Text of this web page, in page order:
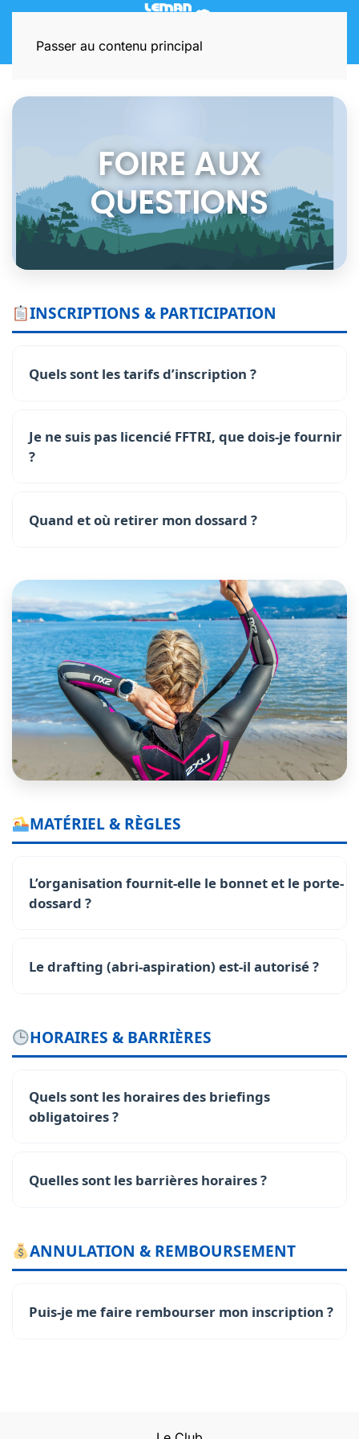
Passer au contenu principal
FOIRE AUX
QUESTIONS
INSCRIPTIONS & PARTICIPATION
Quels sont les tarifs d’inscription ?
Je ne suis pas licencié FFTRI, que dois-je fournir
?
Quand et où retirer mon dossard ?
MATÉRIEL & RÈGLES
L’organisation fournit-elle le bonnet et le porte-
dossard ?
Le drafting (abri-aspiration) est-il autorisé ?
HORAIRES & BARRIÈRES
Quels sont les horaires des briefings
obligatoires ?
Quelles sont les barrières horaires ?
ANNULATION & REMBOURSEMENT
Puis-je me faire rembourser mon inscription ?